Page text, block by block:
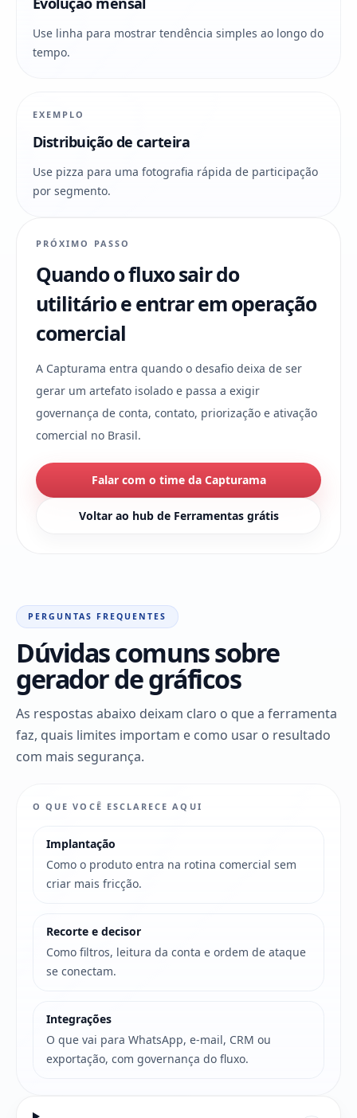
Use linha para mostrar tendência simples ao longo do
tempo.
EXEMPLO
Distribuição de carteira
Use pizza para uma fotografia rápida de participação
por segmento.
PRÓXIMO PASSO
Quando o fluxo sair do
utilitário e entrar em operação
comercial
A Capturama entra quando o desafio deixa de ser
gerar um artefato isolado e passa a exigir
governança de conta, contato, priorização e ativação
comercial no Brasil.
Falar com o time da Capturama
Voltar ao hub de Ferramentas grátis
PERGUNTAS FREQUENTES
Dúvidas comuns sobre
gerador de gráficos
As respostas abaixo deixam claro o que a ferramenta
faz, quais limites importam e como usar o resultado
com mais segurança.
O QUE VOCÊ ESCLARECE AQUI
Implantação
Como o produto entra na rotina comercial sem
criar mais fricção.
Recorte e decisor
Como filtros, leitura da conta e ordem de ataque
se conectam.
Integrações
O que vai para WhatsApp, e-mail, CRM ou
exportação, com governança do fluxo.